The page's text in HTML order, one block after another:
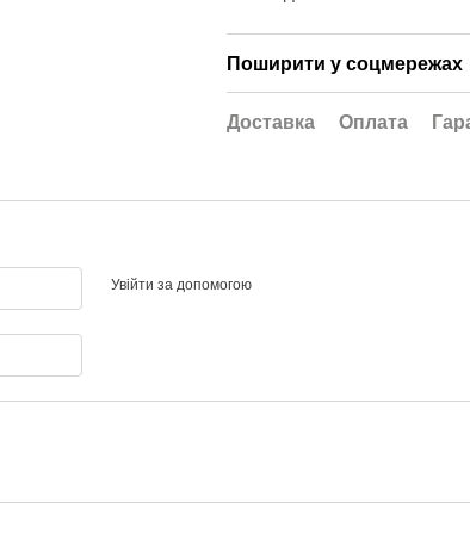
Поширити у соцмережах
Доставка Оплата
Увійти за допомогою